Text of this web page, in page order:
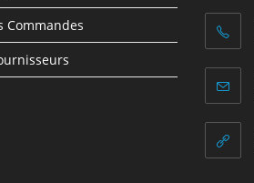
Commandes